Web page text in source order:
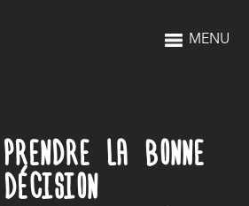
MENU
LA BONNE
DÉCISION